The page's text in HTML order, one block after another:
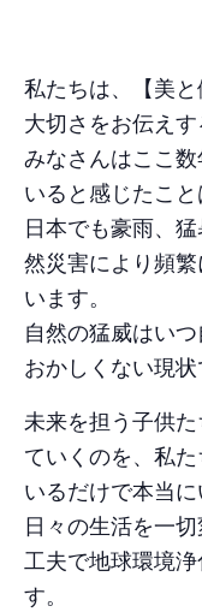
私たちは、【美
大切さをお伝えす
みなさんはここ
いると感じたこ
日本でも豪雨、
然災害により頻
います。
自然の猛威はい
おかしくない現状
未来を担う子供
ていくのを、私
いるだけで本当
日々の生活を一
工夫で地球環境
す。